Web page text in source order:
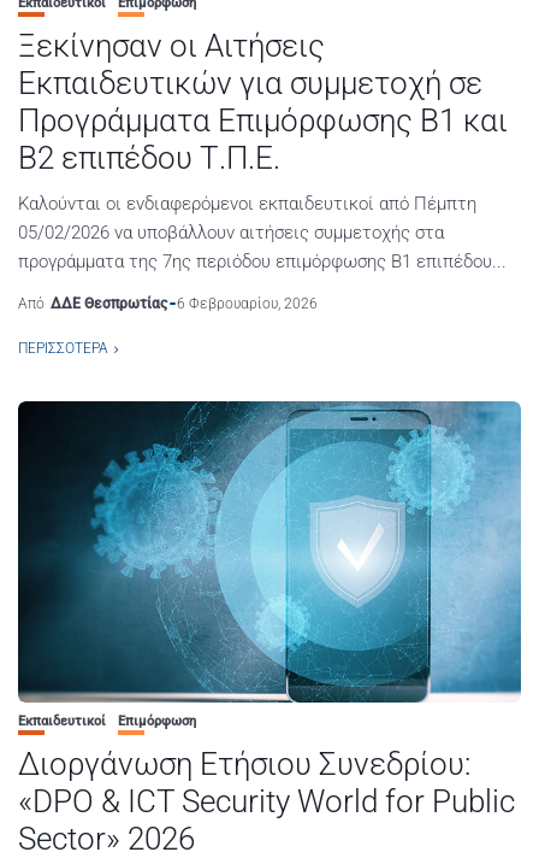
Ξεκίνησαν οι Αιτήσεις
Εκπαιδευτικών για συμμετοχή σε
Προγράμματα Επιμόρφωσης Β1 και
Β2 επιπέδου Τ.Π.Ε.
Καλούνται οι ενδιαφερόμενοι εκπαιδευτικοί από Πέμπτη
05/02/2026 να υποβάλλουν αιτήσεις συμμετοχής στα
προγράμματα της 7ης περιόδου επιμόρφωσης Β1 επιπέδου...
Από ΔΔΕ Θεσπρωτίας 6 Φεβρουαρίου, 2026
ΠΕΡΙΣΣΌΤΕΡΑ
Εκπαιδευτικοί Επιμόρφωση
Διοργάνωση Ετήσιου Συνεδρίου:
«DPO & ICT Security World for Public
Sector» 2026